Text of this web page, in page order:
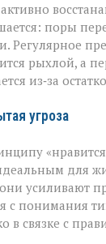
поры
Регулярное
рыхлой, а
из‑за
угроза
для
усиливают
с понимания
в связке с